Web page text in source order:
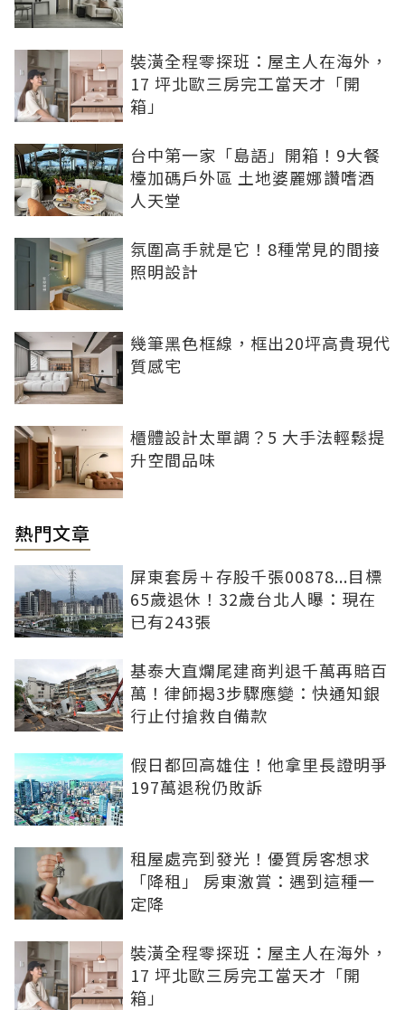
裝潢全程零探班：屋主人在海外，
17 坪北歐三房完工當天才「開
箱」
台中第一家「島語」開箱！9大餐
檯加碼戶外區 土地婆麗娜讚嗜酒
人天堂
氛圍高手就是它！8種常見的間接
照明設計
幾筆黑色框線，框出20坪高貴現代
質感宅
櫃體設計太單調？5 大手法輕鬆提
升空間品味
熱門文章
屏東套房＋存股千張00878...目標
65歲退休！32歲台北人曝：現在
已有243張
基泰大直爛尾建商判退千萬再賠百
萬！律師揭3步驟應變：快通知銀
行止付搶救自備款
假日都回高雄住！他拿里長證明爭
197萬退稅仍敗訴
租屋處亮到發光！優質房客想求
「降租」 房東激賞：遇到這種一
定降
裝潢全程零探班：屋主人在海外，
17 坪北歐三房完工當天才「開
箱」